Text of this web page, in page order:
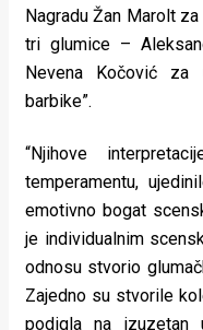
Nagradu Žan Marolt
tri glumice –
Nevena Kočović
barbike”.
“Njihove
temperamentu,
emotivno bogat
je individualnim
odnosu stvorio
Zajedno su stvorile
podigla na izuzetan